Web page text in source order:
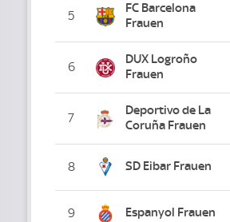
5
FC Barcelona
Frauen
6
DUX Logroño
Frauen
7
Deportivo de La
Coruña Frauen
8 SD Eibar Frauen
9 Espanyol Frauen